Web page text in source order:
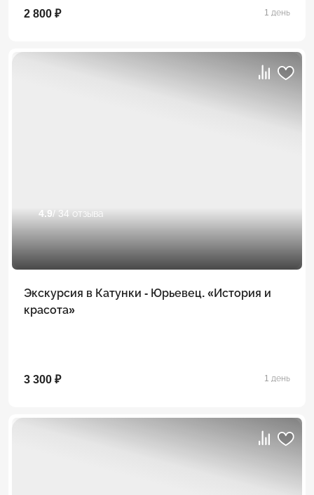
2 800 ₽ 1 день
4.9 / 34 отзыва
Экскурсия в Катунки - Юрьевец. «История и
красота»
3 300 ₽ 1 день